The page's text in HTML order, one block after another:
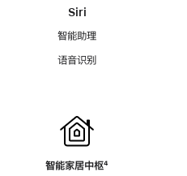
Siri
智能助理
语音识别
智能家居中枢脚
⁴